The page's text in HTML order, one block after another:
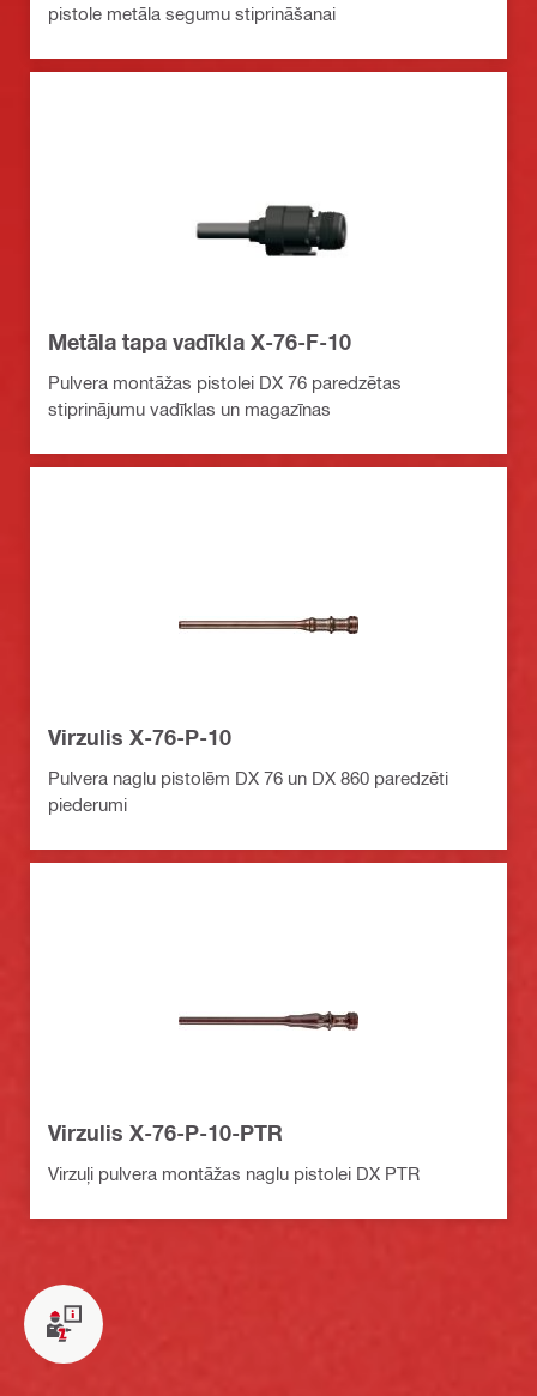
pistole metāla segumu stiprināšanai
Metāla tapa vadīkla X-76-F-10
Pulvera montāžas pistolei DX 76 paredzētas
stiprinājumu vadīklas un magazīnas
Virzulis X-76-P-10
Pulvera naglu pistolēm DX 76 un DX 860 paredzēti
piederumi
Virzulis X-76-P-10-PTR
Virzuļi pulvera montāžas naglu pistolei DX PTR